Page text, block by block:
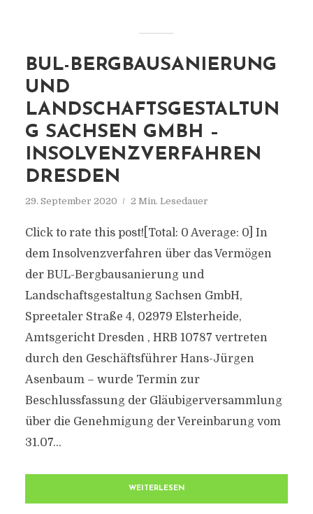
BUL-BERGBAUSANIERUNG
UND
LANDSCHAFTSGESTALTUN
G SACHSEN GMBH –
INSOLVENZVERFAHREN
DRESDEN
29. September 2020 2 Min. Lesedauer
Click to rate this post![Total: 0 Average: 0] In
dem Insolvenzverfahren über das Vermögen
der BUL-Bergbausanierung und
Landschaftsgestaltung Sachsen GmbH,
Spreetaler Straße 4, 02979 Elsterheide,
Amtsgericht Dresden , HRB 10787 vertreten
durch den Geschäftsführer Hans-Jürgen
Asenbaum – wurde Termin zur
Beschlussfassung der Gläubigerversammlung
über die Genehmigung der Vereinbarung vom
31.07...
WEITERLESEN